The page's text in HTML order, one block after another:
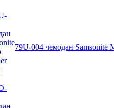
79U-004 чемодан Samsonite